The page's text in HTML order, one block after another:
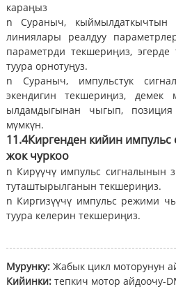
караңыз
n Сураныч, кыймылдаткычтын
линиялары реалдуу
параметрди текшериңиз,
туура орнотуңуз.
n Сураныч, импульстук
экендигин текшериңиз,
ылдамдыгынан чыгып,
мүмкүн.
11.4Киргенден кийин
жок чуркоо
n Кирүүчү импульс сигналынын
туташтырылганын текшериңиз.
n Киргизүүчү импульс режими
туура келерин текшериңиз.
Мурунку: Жабык цикл моторунун
Кийинки: тепкич мотор айдоочу-